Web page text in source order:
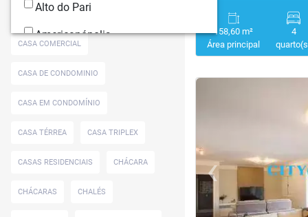
Alto do Pari
Americanópolis
CASA ASSOBRADADA
CASA COMERCIAL
CASA DE CONDOMINIO
CASA EM CONDOMÍNIO
CASA TÉRREA CASA TRIPLEX
CASAS RESIDENCIAIS CHÁCARA
CHÁCARAS CHALÉS
158,60 m²
Área principal
4
<
‹Previous